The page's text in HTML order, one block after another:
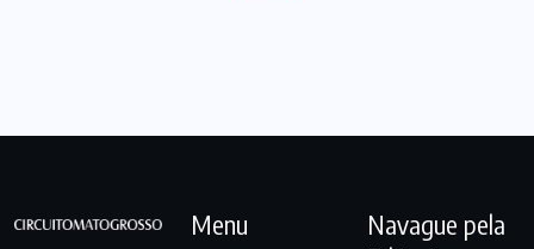
Menu
Navague pela